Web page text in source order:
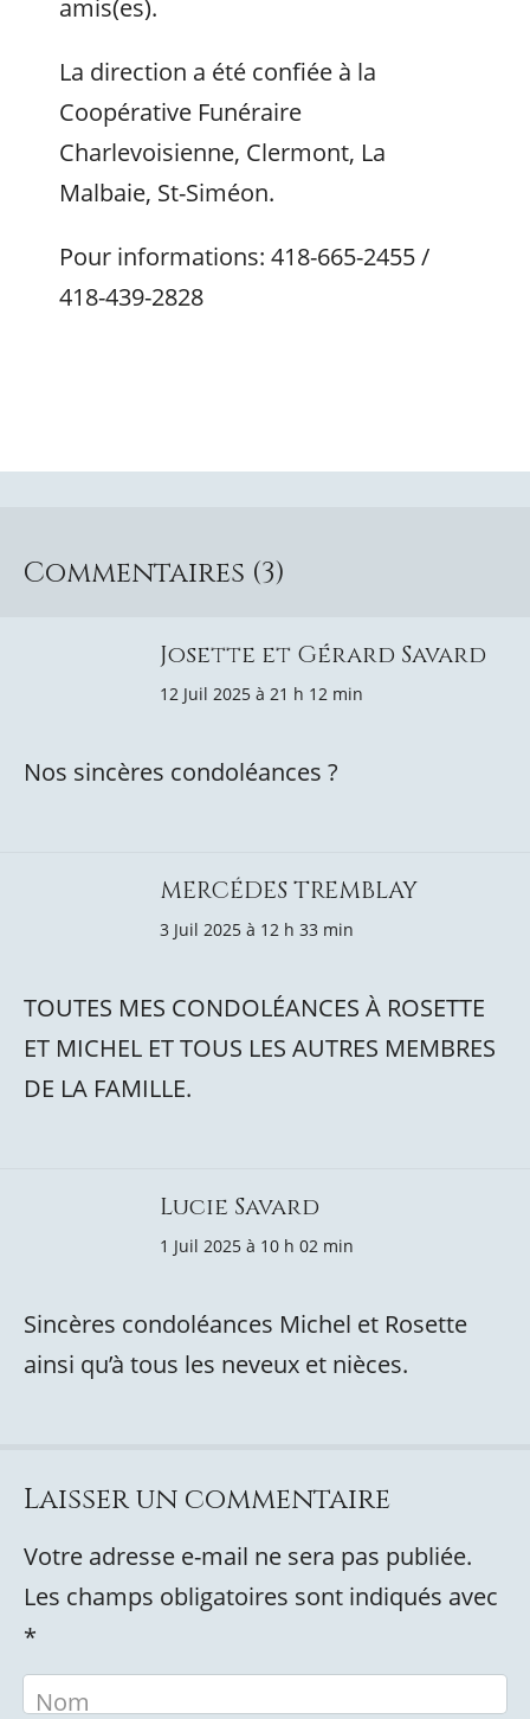
amis(es).
La direction a été confiée à la
Coopérative Funéraire
Charlevoisienne, Clermont, La
Malbaie, St-Siméon.
Pour informations: 418-665-2455 /
418-439-2828
Commentaires (3)
Josette et Gérard Savard
12 Juil 2025 à 21 h 12 min
Nos sincères condoléances ?
MERCÉDES TREMBLAY
3 Juil 2025 à 12 h 33 min
TOUTES MES CONDOLÉANCES À ROSETTE
ET MICHEL ET TOUS LES AUTRES MEMBRES
DE LA FAMILLE.
Lucie Savard
1 Juil 2025 à 10 h 02 min
Sincères condoléances Michel et Rosette
ainsi qu’à tous les neveux et nièces.
Laisser un commentaire
Votre adresse e-mail ne sera pas publiée.
Les champs obligatoires sont indiqués avec
*
Nom